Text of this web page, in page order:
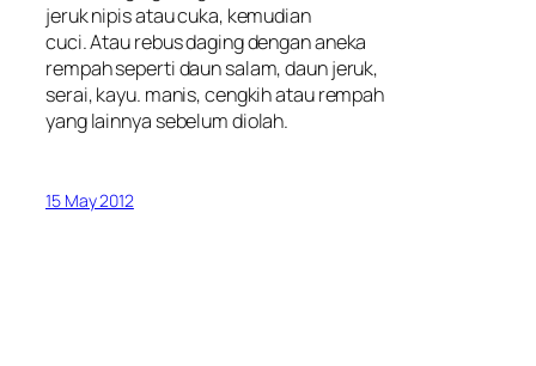
jeruk nipis atau cuka, kemudian
cuci. Atau rebus daging dengan aneka
rempah seperti daun salam, daun jeruk,
serai, kayu. manis, cengkih atau rempah
yang lainnya sebelum diolah.
15 May 2012